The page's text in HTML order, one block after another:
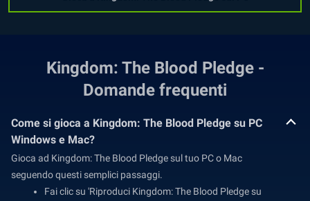
Kingdom: The Blood Pledge -
Domande frequenti
Come si gioca a Kingdom: The Blood Pledge su PC
Windows e Mac?
Gioca ad Kingdom: The Blood Pledge sul tuo PC o Mac
seguendo questi semplici passaggi.
Fai clic su 'Riproduci Kingdom: The Blood Pledge su